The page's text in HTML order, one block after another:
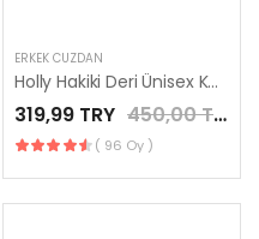
ERKEK CÜZDAN
Holly Hakiki Deri Ünisex Kart ve Para Bölme Kırmızı Renk kartlık
319,99 TRY 450,00 TRY
( 96 Oy )